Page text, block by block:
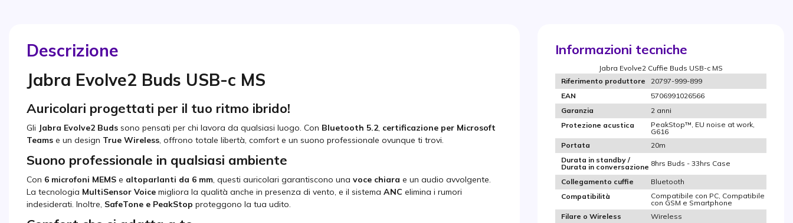
Descrizione
Jabra Evolve2 Buds USB-c MS
Auricolari progettati per il tuo ritmo ibrido!
Gli Jabra Evolve2 Buds sono pensati per chi lavora da qualsiasi luogo. Con Bluetooth 5.2, certificazione per Microsoft
Teams e un design True Wireless, offrono totale libertà, comfort e un suono professionale ovunque ti trovi.
Suono professionale in qualsiasi ambiente
Con 6 microfoni MEMS e altoparlanti da 6 mm, questi auricolari garantiscono una voce chiara e un audio avvolgente.
La tecnologia MultiSensor Voice migliora la qualità anche in presenza di vento, e il sistema ANC elimina i rumori
indesiderati. Inoltre, SafeTone e PeakStop proteggono la tua udito.
Informazioni tecniche
Jabra Evolve2 Cuffie Buds USB-c MS
Riferimento produttore
20797-999-899
EAN
5706991026566
Garanzia
2 anni
Protezione acustica
PeakStop™, EU noise at work,
G616
Portata
20m
Durata in standby /
Durata in conversazione 8hrs Buds - 33hrs Case
Collegamento cuffie
Bluetooth
Compatibilità
Compatibile con PC, Compatibile
con GSM e Smartphone
Filare o Wireless
Wireless